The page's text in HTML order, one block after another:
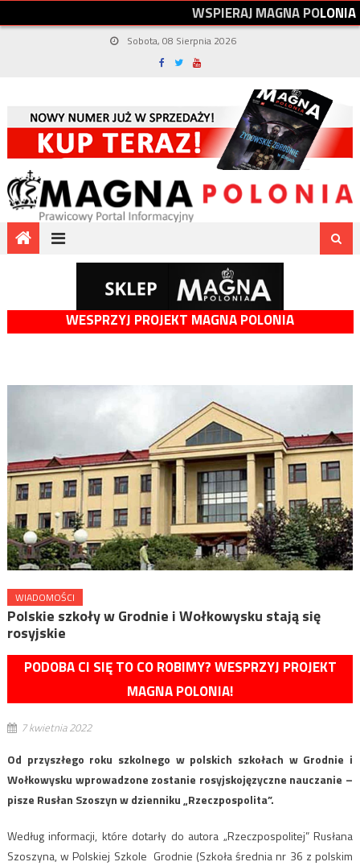
WSPIERAJMAGNAPOLONIA
Sobota, 08 Sierpnia 2026
WESPRZYJ PROJEKT MAGNA POLONIA
WIADOMOŚCI
Polskie szkoły w Grodnie i Wołkowysku stają się
rosyjskie
PODOBA CI SIĘ TO CO ROBIMY? WESPRZYJ PROJEKT
MAGNA POLONIA!
7 kwietnia 2022
Od przyszłego roku szkolnego w polskich szkołach w Grodnie i
Wołkowysku wprowadzone zostanie rosyjskojęzyczne nauczanie –
pisze Rusłan Szoszyn w dzienniku „Rzeczpospolita”.
Według informacji, które dotarły do autora „Rzeczpospolitej” Rusłana
Szoszyna, w Polskiej Szkole Grodnie (Szkoła średnia nr 36 z polskim